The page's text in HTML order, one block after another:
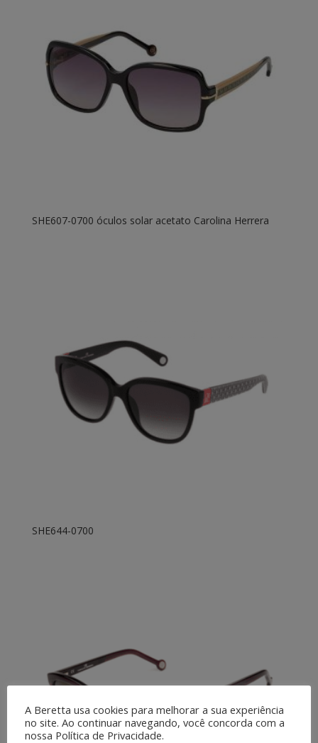
SHE607-0700 óculos solar acetato Carolina Herrera
SHE644-0700
A Beretta usa cookies para melhorar a sua experiência
no site. Ao continuar navegando, você concorda com a
nossa Política de Privacidade.